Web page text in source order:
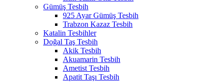
Gümüş Tesbih
925 Ayar Gümüş Tesbih
Trabzon Kazaz Tesbih
Katalin Tesbihler
Doğal Taş Tesbih
Akik Tesbih
Akuamarin Tesbih
Ametist Tesbih
Apatit Taşı Tesbih